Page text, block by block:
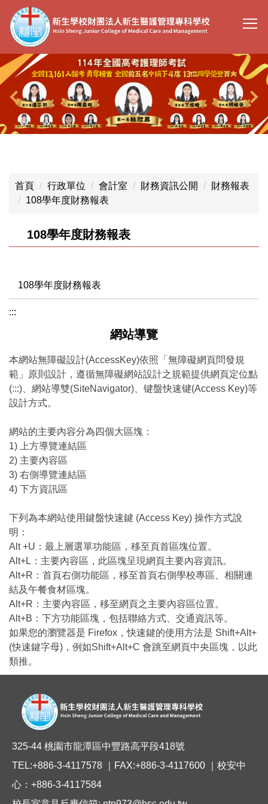
到
主
要
內
容
區
首頁 行政單位 會計室 財務資訊公開
財務報表
108學年度財務報表
108學年度財務報表
108學年度財務報表
:::
網站導覽
本網站無障礙設計(AccessKey)依照「無障礙網頁問發規
範」原則設計，遵循無障礙網站設計之規範提供網頁定位點
(:::)、網站導雙(SiteNavigator)、键盤快速键(Access Key)等
設計方式。
網站的主要內容分為四個大區塊：
1) 上方導覽連結區
2) 主要內容區
3) 右側導覽連結區
4) 下方資訊區
下列為本網站使用鍵盤快速鍵 (Access Key) 操作方式說
明：
Alt +U：最上層選單功能區，移至頁首區塊位置。
Alt+L：主要內容區，此區塊呈現網頁主要內容資訊。
Alt+R：首頁右側功能區，移至首頁右側學校專區、相關連
結及午餐食材區塊。
Alt+R：主要內容區，移至網頁之主要內容區位置。
Alt+B：下方功能區塊，包括聯絡方式、交通資訊等。
如果您的瀏覽器是 Firefox，快速鍵的使用方法是 Shift+Alt+
(快速鍵字母)，例如Shift+Alt+C 會跳至網頁中央區塊，以此
類推。
325-44 桃園市龍潭區中豐路高平段418號
TEL:+886-3-4117578 ｜FAX:+886-3-4117600 ｜校安中
心：+886-3-4117584